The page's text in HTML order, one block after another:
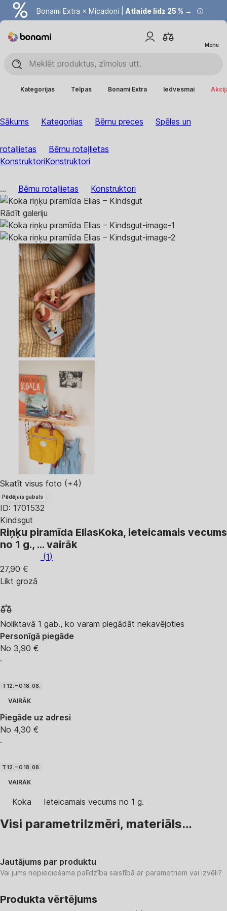
Bonami Extra × Micadoni | Atlaide līdz 25 % →
Menu
Kategorijas Telpas Bonami Extra Iedvesmai
Sākums Kategorijas Bērnu preces Spēles un
rotaļlietas
Bērnu rotaļlietas
KonstruktoriKonstruktori
... Bērnu rotaļlietas Konstruktori
Rādīt galeriju
Skatīt visus foto (+4)
Pēdējais gabals
ID: 1701532
Kindsgut
Riņķu piramīda EliasKoka, ieteicamais vecums
no 1 g., … vairāk
(1)
27,90 €
Likt grozā
Noliktavā 1 gab., ko varam piegādāt nekavējoties
Personīgā piegāde
No 3,90 €
·
T 12. – O 18. 08.
VAIRĀK
Piegāde uz adresi
No 4,30 €
·
T 12. – O 18. 08.
VAIRĀK
Koka Ieteicamais vecums no 1 g.
Visi parametriIzmēri, materiāls…
Jautājums par produktu
Vai jums nepieciešama palīdzība saistībā ar parametriem vai izvēli?
Produkta vērtējums